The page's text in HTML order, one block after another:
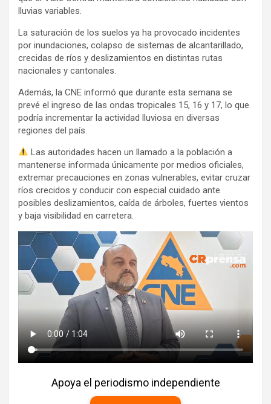
lluvias variables.
La saturación de los suelos ya ha provocado incidentes
por inundaciones, colapso de sistemas de alcantarillado,
crecidas de ríos y deslizamientos en distintas rutas
nacionales y cantonales.
Además, la CNE informó que durante esta semana se
prevé el ingreso de las ondas tropicales 15, 16 y 17, lo que
podría incrementar la actividad lluviosa en diversas
regiones del país.
Las autoridades hacen un llamado a la población a
mantenerse informada únicamente por medios oficiales,
extremar precauciones en zonas vulnerables, evitar cruzar
ríos crecidos y conducir con especial cuidado ante
posibles deslizamientos, caída de árboles, fuertes vientos
y baja visibilidad en carretera.
Apoya el periodismo independiente